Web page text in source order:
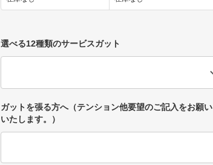
選べる12種類のサービスガット
ガットを張る方へ（テンション他要望のご記入をお願い
いたします。）